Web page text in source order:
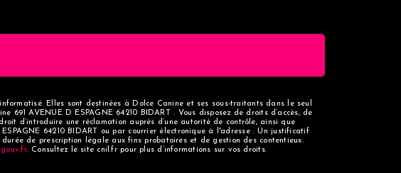
Elles sont destinées à Dolce Canine et ses sous-traitants dans le seul
AVENUE D ESPAGNE 64210 BIDART . Vous disposez de droits d’accès, de
d’introduire une réclamation auprès d’une autorité de contrôle, ainsi que
64210 BIDART ou par courrier électronique à l'adresse . Un justificatif
de prescription légale aux fins probatoires et de gestion des contentieux.
. Consultez le site cnil.fr pour plus d’informations sur vos droits.